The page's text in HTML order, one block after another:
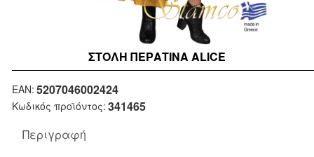
ΣΤΟΛΉ ΠΕΡΑΤΙΝΑ ALICE
Περιγραφή
Κωδικός προϊόντος: 341465
EAN: 5207046002424